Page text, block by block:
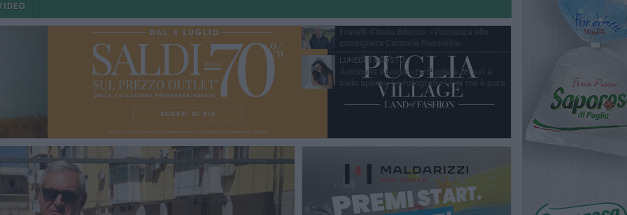
DOMENICA 2 AGOSTO
LUNEDÌ 3 AGOSTO
Antonella Aresta: «La Puglia è un set a
cielo aperto. La fotografia? Per me è pura